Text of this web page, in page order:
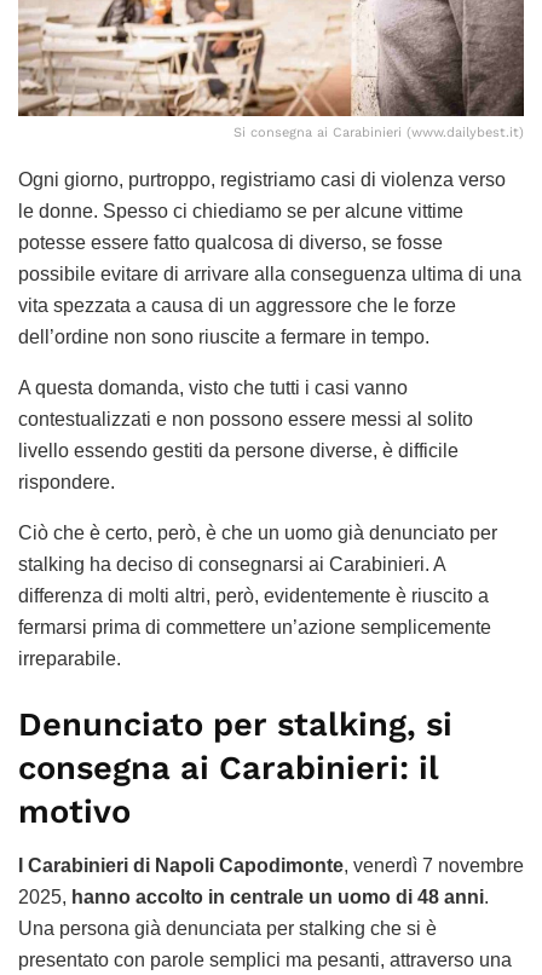
Si consegna ai Carabinieri (www.dailybest.it)
Ogni giorno, purtroppo, registriamo casi di violenza verso
le donne. Spesso ci chiediamo se per alcune vittime
potesse essere fatto qualcosa di diverso, se fosse
possibile evitare di arrivare alla conseguenza ultima di una
vita spezzata a causa di un aggressore che le forze
dell’ordine non sono riuscite a fermare in tempo.
A questa domanda, visto che tutti i casi vanno
contestualizzati e non possono essere messi al solito
livello essendo gestiti da persone diverse, è difficile
rispondere.
Ciò che è certo, però, è che un uomo già denunciato per
stalking ha deciso di consegnarsi ai Carabinieri. A
differenza di molti altri, però, evidentemente è riuscito a
fermarsi prima di commettere un’azione semplicemente
irreparabile.
Denunciato per stalking, si
consegna ai Carabinieri: il
motivo
I Carabinieri di Napoli Capodimonte, venerdì 7 novembre
2025, hanno accolto in centrale un uomo di 48 anni.
Una persona già denunciata per stalking che si è
presentato con parole semplici ma pesanti, attraverso una